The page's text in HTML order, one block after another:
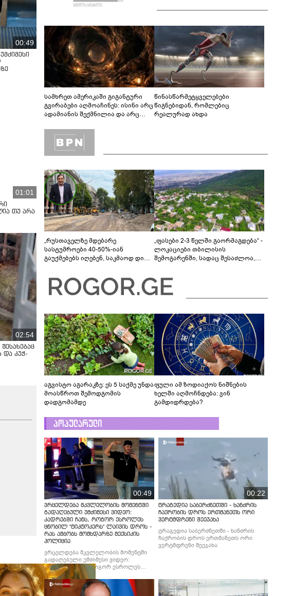
00:49
01:01
თუ არა
02:54
და კუჭ-
სამხრეთ ამერიკაში გიგანტური
გვირაბები აღმოაჩინეს: ისინი არც
ადამიანის შექმნილია და არც
ლაბირინთები?
წინასწარმეტყველებები
წიგნებიდან, რომლებიც
რეალურად ახდა
„რუსთაველზე მდებარე
სასტუმროები 40-50%-იან
გაუქმებებს იღებენ, საკმაოდ დიდი
შეხვდებოდა“
„ფასები 2-3 წელში გაორმაგდება“ -
ლოკაციები თბილისის
შემოგარენში, სადაც შესაძლოა,
აგვისტო აგარაკზე: ეს 5 საქმე უნდა
მოასწროთ შემოდგომის
დადგომამდე
ფული ამ ზოდიაქოს ნიშნების
ხელში აღმოჩნდება: ვინ
გამდიდრდება?
პოპულარული
00:49
ვრცელდება მკვლელობის მომენტში
გადაღებული უმძიმესი ვიდეო:
კადრებში ჩანს, როგორ ესროლეს
ცნობილ "ტიკტოკერს" ლაივის დროს -
რას ამბობს მომხდარზე მექსიკის
პოლიცია
ვრცელდება მკვლელობის მომენტში
გადაღებული უმძიმესი ვიდეო:
კადრებში ჩანს, როგორ ესროლეს
ცნობილ "ტიკტოკერს" ლაივის დროს -
რას ამბობს მომხდარზე მექსიკის
პოლიცია
00:22
ტრაგედია საბერძნეთში - ხანძრის
ჩაქრობის დროს ერთმანეთს ორი
ვერტმფრენი შეეჯახა
ტრაგედია საბერძნეთში - ხანძრის
ჩაქრობის დროს ერთმანეთს ორი
ვერტმფრენი შეეჯახა